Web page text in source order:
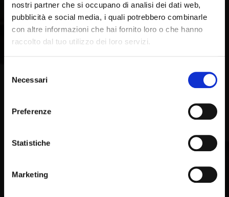
nostri partner che si occupano di analisi dei dati web,
pubblicità e social media, i quali potrebbero combinarle
con altre informazioni che hai fornito loro o che hanno
raccolto dal tuo utilizzo dei loro servizi.
delNecessari
Preferenze
Statistiche
Marketing
Affidati a Omnia per ottenere il giusto